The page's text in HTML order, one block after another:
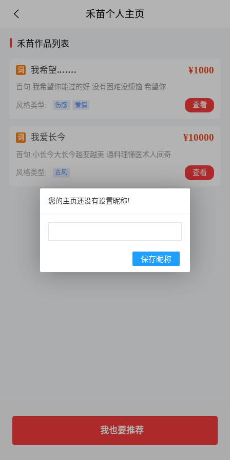
禾苗个人主页
禾苗作品列表
词 我希望.…… ¥1000
首句:我希望你能过的好 没有困难没烦恼 希望你
风格类型: 伤感 爱情 查看
词 我爱长今 ¥10000
首句:小长今大长今越变越美 通料理懂医术人间奇
风格类型: 古风 查看
我也要推荐
您的主页还没有设置昵称!
保存昵称